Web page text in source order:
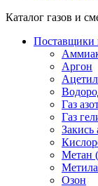
Каталог газов и
Поставщики
Аргон
Газ
Газ
Закись
Метан
Озон